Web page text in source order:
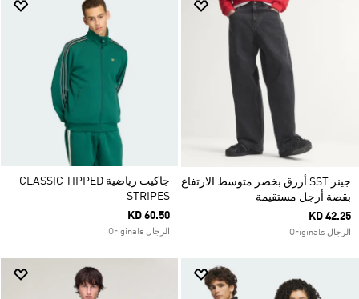
جينز SST أزرق بخصر متوسط الارتفاع
بقصة أرجل مستقيمة
KD 42.25
الرجال Originals
جاكيت رياضية CLASSIC TIPPED
STRIPES
KD 60.50
الرجال Originals